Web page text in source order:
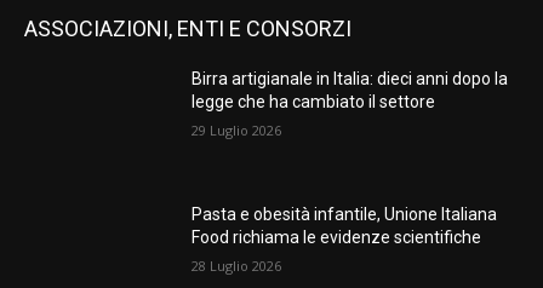
ASSOCIAZIONI, ENTI E CONSORZI
Birra artigianale in Italia: dieci anni dopo la
legge che ha cambiato il settore
29 Luglio 2026
Pasta e obesità infantile, Unione Italiana
Food richiama le evidenze scientifiche
28 Luglio 2026